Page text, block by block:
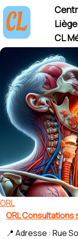
CL
ORL
ORL
📍 Adresse : Rue